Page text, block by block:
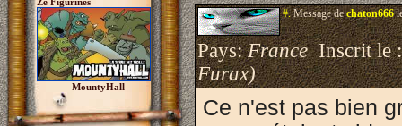
MountyHall
#.Message dechaton666
Pays:FranceInscrit le
Furax)
Ce n'est pas bien